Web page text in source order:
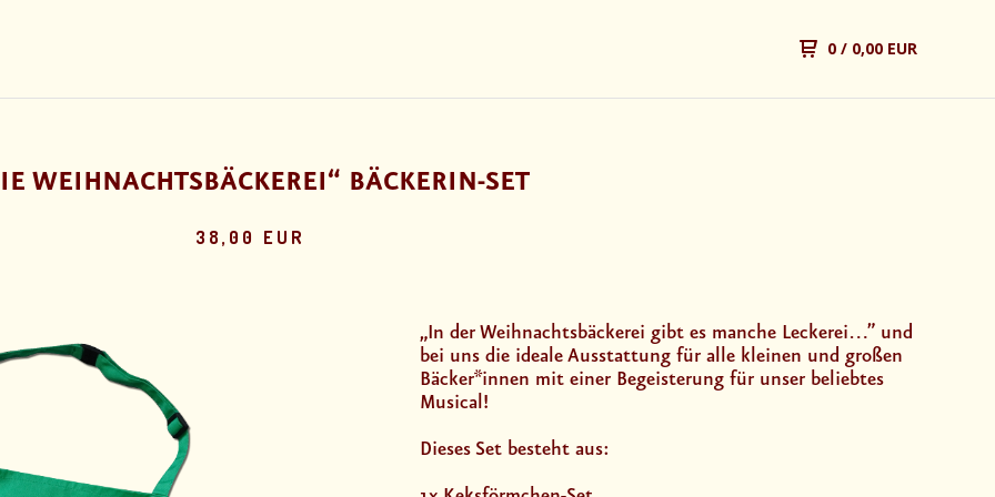
0 / 0,00 EUR
WEIHNACHTSBÄCKEREI“ BÄCKERIN-SET
38,00 EUR
„In der Weihnachtsbäckerei gibt es manche Leckerei…” und
bei uns die ideale Ausstattung für alle kleinen und großen
Bäcker*innen mit einer Begeisterung für unser beliebtes
Musical!
Dieses Set besteht aus: